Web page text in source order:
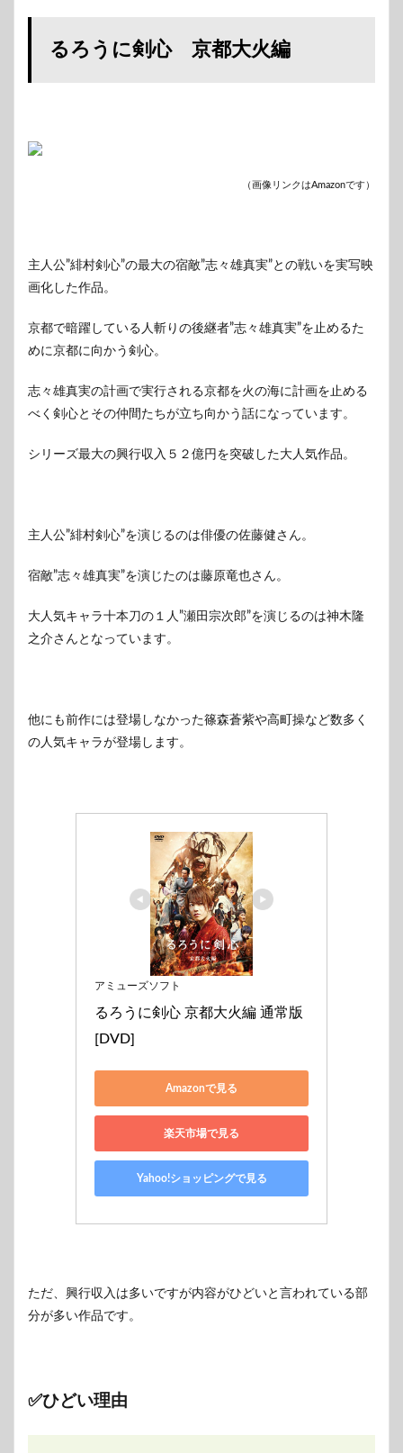
者演
神谷
薫の
誘拐
個人
的な
7
まと
るろうに剣心 京都大火編
（画像リンクはAmazonです）
主人公”緋村剣心”の最大の宿敵”志々雄真実”との戦いを実写映
画化した作品。
京都で暗躍している人斬りの後継者”志々雄真実”を止めるた
めに京都に向かう剣心。
志々雄真実の計画で実行される京都を火の海に計画を止める
べく剣心とその仲間たちが立ち向かう話になっています。
シリーズ最大の興行収入５２億円を突破した大人気作品。
主人公”緋村剣心”を演じるのは俳優の佐藤健さん。
宿敵”志々雄真実”を演じたのは藤原竜也さん。
大人気キャラ十本刀の１人”瀬田宗次郎”を演じるのは神木隆
之介さんとなっています。
他にも前作には登場しなかった篠森蒼紫や高町操など数多く
の人気キャラが登場します。
アミューズソフト
るろうに剣心 京都大火編 通常版
[DVD]
Amazonで見る
楽天市場で見る
Yahoo!ショッピングで見る
ただ、興行収入は多いですが内容がひどいと言われている部
分が多い作品です。
✅ひどい理由